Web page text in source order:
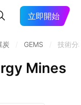
立即開始
炭 GEMS 技術分
Mines